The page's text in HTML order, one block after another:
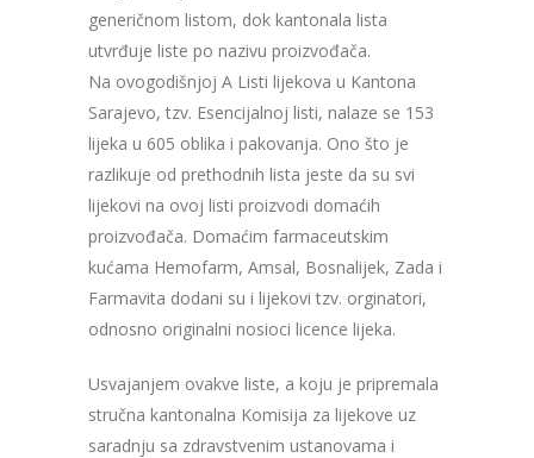
generičnom listom, dok kantonala lista
utvrđuje liste po nazivu proizvođača.
Na ovogodišnjoj A Listi lijekova u Kantona
Sarajevo, tzv. Esencijalnoj listi, nalaze se 153
lijeka u 605 oblika i pakovanja. Ono što je
razlikuje od prethodnih lista jeste da su svi
lijekovi na ovoj listi proizvodi domaćih
proizvođača. Domaćim farmaceutskim
kućama Hemofarm, Amsal, Bosnalijek, Zada i
Farmavita dodani su i lijekovi tzv. orginatori,
odnosno originalni nosioci licence lijeka.
Usvajanjem ovakve liste, a koju je pripremala
stručna kantonalna Komisija za lijekove uz
saradnju sa zdravstvenim ustanovama i